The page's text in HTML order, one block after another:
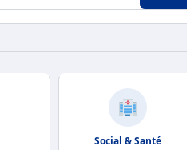
Social & Santé